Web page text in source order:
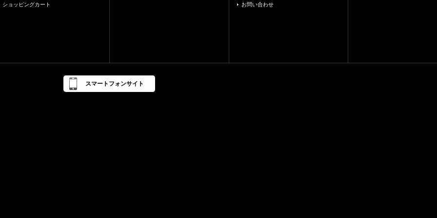
ショッピングカート お問い合わせ
スマートフォンサイト